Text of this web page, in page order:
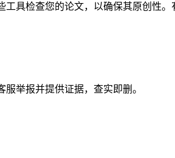
具检查您的论文，以确保其原创性
举报并提供证据，查实即删。